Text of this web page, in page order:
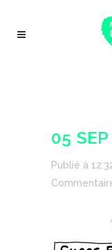
05 SEP
Publié à